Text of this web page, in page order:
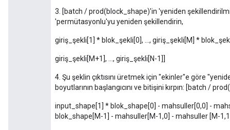
3. [batch / prod(block_shape)'in 'yeniden
'permütasyonlu'yu yeniden şekillendirin,
giriş_şekli[1] * blok_şekli[0], ..., giriş_şekli[M] *
giriş_şekli[M+1], ..., giriş_şekli[N-1]]
4. Şu şeklin çıktısını üretmek için "ekinler"e göre
boyutlarının başlangıcını ve bitişini kırpın: [batch /
input_shape[1] * blok_shape[0] - mahsuller[0,0] -
blok_shape[M-1] - mahsuller[M-1,0] - mahsuller [M-